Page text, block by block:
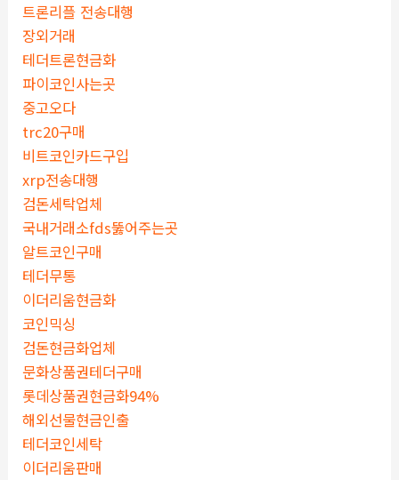
트론리플 전송대행
장외거래
테더트론현금화
파이코인사는곳
중고오다
trc20구매
비트코인카드구입
xrp전송대행
검돈세탁업체
국내거래소fds뚫어주는곳
알트코인구매
테더무통
이더리움현금화
코인믹싱
검돈현금화업체
문화상품권테더구매
롯데상품권현금화94%
해외선물현금인출
테더코인세탁
이더리움판매